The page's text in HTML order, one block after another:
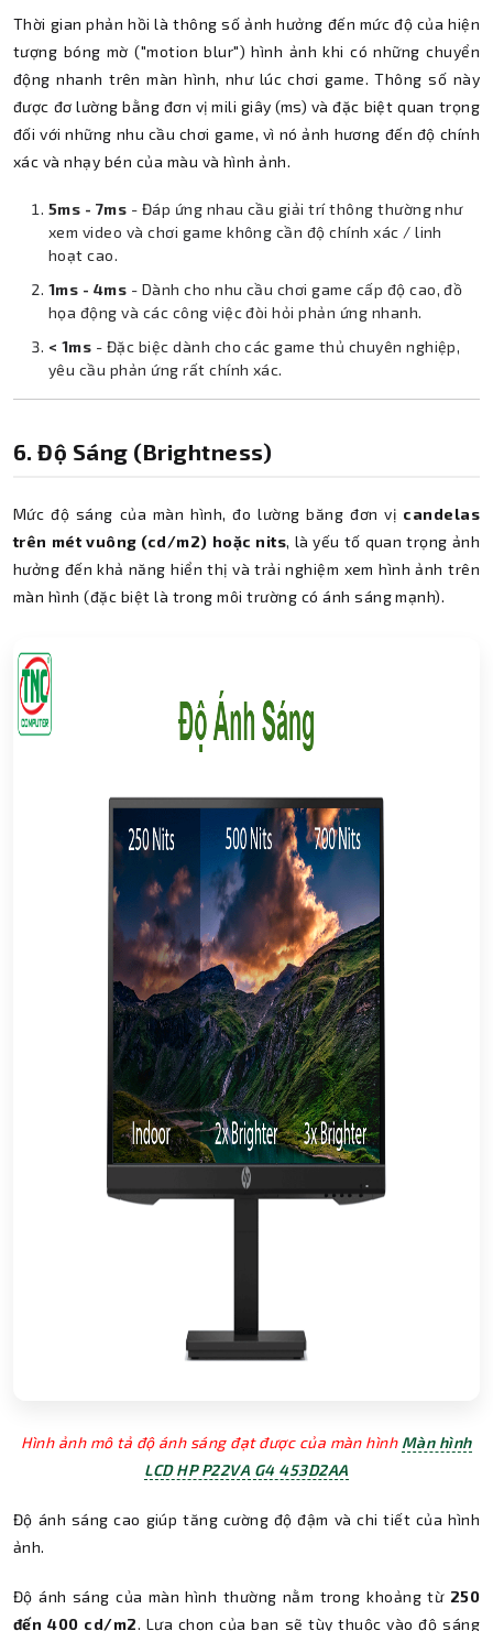
Thời gian phản hồi là thông số ảnh hưởng đến mức độ của hiện
tượng bóng mờ ("motion blur") hình ảnh khi có những chuyển
động nhanh trên màn hình, như lúc chơi game. Thông số này
được đơ lường bằng đơn vị mili giây (ms) và đặc biệt quan trọng
đối với những nhu cầu chơi game, vì nó ảnh hương đến độ chính
xác và nhạy bén của màu và hình ảnh.
5ms - 7ms - Đáp ứng nhau cầu giải trí thông thường như
xem video và chơi game không cần độ chính xác / linh
hoạt cao.
1ms - 4ms - Dành cho nhu cầu chơi game cấp độ cao, đồ
họa động và các công việc đòi hỏi phản ứng nhanh.
< 1ms - Đặc biệc dành cho các game thủ chuyên nghiệp,
yêu cầu phản ứng rất chính xác.
6. Độ Sáng (Brightness)
Mức độ sáng của màn hình, đo lường băng đơn vị candelas
trên mét vuông (cd/m2) hoặc nits, là yếu tố quan trọng ảnh
hưởng đến khả năng hiển thị và trải nghiệm xem hình ảnh trên
màn hình (đặc biệt là trong môi trường có ánh sáng mạnh).
Hình ảnh mô tả độ ánh sáng đạt được của màn hình Màn hình
LCD HP P22VA G4 453D2AA
Độ ánh sáng cao giúp tăng cường độ đậm và chi tiết của hình
ảnh.
Độ ánh sáng của màn hình thường nằm trong khoảng từ 250
đến 400 cd/m2. Lựa chọn của bạn sẽ tùy thuộc vào độ sáng